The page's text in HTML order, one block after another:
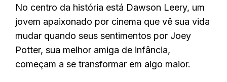
No centro da história está Dawson Leery, um
jovem apaixonado por cinema que vê sua vida
mudar quando seus sentimentos por Joey
Potter, sua melhor amiga de infância,
começam a se transformar em algo maior.